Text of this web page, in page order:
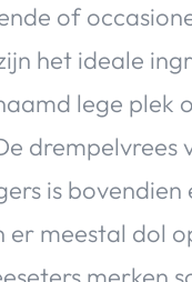
of
het ideale
lege plek
drempelvrees
is bovendien
er meestal dol